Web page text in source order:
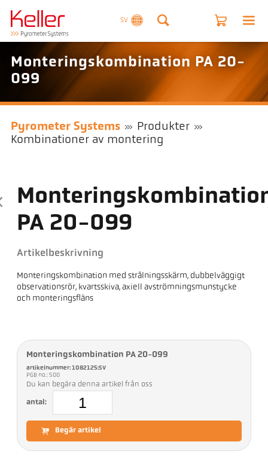
SV
Monteringskombination PA 20-
099
Pyrometer Systems
Produkter
Kombinationer av montering
PA 20-099
Artikelbeskrivning
Monteringskombination med strålningsskärm, dubbelväggigt
observationsrör, kvartsskiva, axiell avströmningsmunstycke
och monteringsfläns
Monteringskombination PA 20-099
artikelnummer: 1082125:SV
PGB no.: 500
Du kan begära denna artikel från oss
antal:
Begär artikel